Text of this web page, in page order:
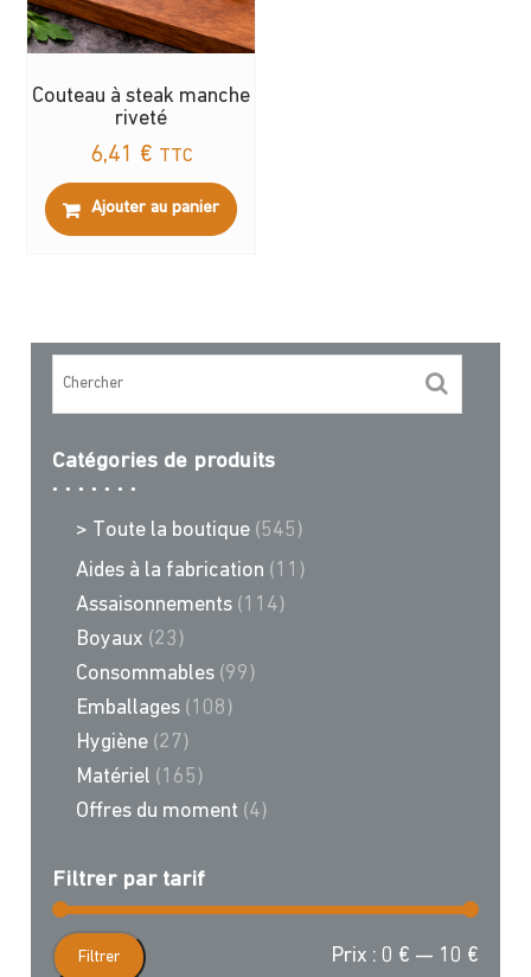
Couteau à steak manche
riveté
6,41 € TTC
Ajouter au panier
Catégories de produits
> Toute la boutique (545)
Aides à la fabrication (11)
Assaisonnements (114)
Boyaux (23)
Consommables (99)
Emballages (108)
Hygiène (27)
Matériel (165)
Offres du moment (4)
Filtrer par tarif
Filtrer Prix :0 € — 10 €